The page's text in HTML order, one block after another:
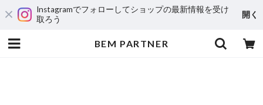
Instagramでフォローしてショップの最新情報を受け
取ろう
開く
BEM PARTNER